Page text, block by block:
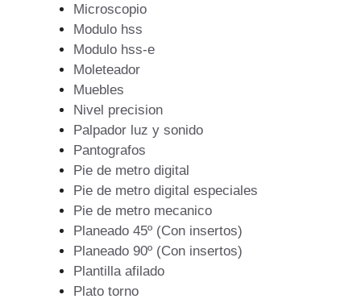
Microscopio
Modulo hss
Modulo hss-e
Moleteador
Muebles
Nivel precision
Palpador luz y sonido
Pantografos
Pie de metro digital
Pie de metro digital especiales
Pie de metro mecanico
Planeado 45º (Con insertos)
Planeado 90º (Con insertos)
Plantilla afilado
Plato torno